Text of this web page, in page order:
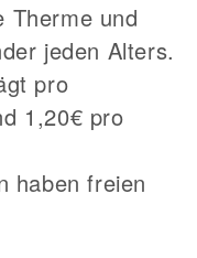
Therme und
jeden Alters.
pro
1,20€ pro
haben freien